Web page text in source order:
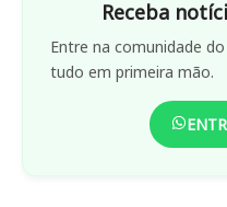
Receba
Entre na comunidade
tudo em primeira mão.